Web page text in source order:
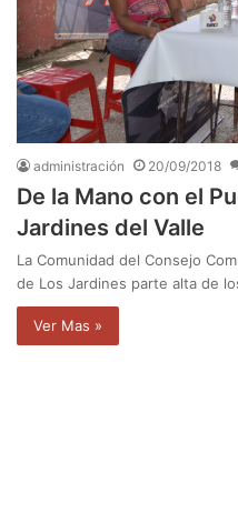
administración 20/09/2018
De la Mano con el
Jardines del Valle
La Comunidad del Consejo
de Los Jardines parte alta de
Ver Mas »